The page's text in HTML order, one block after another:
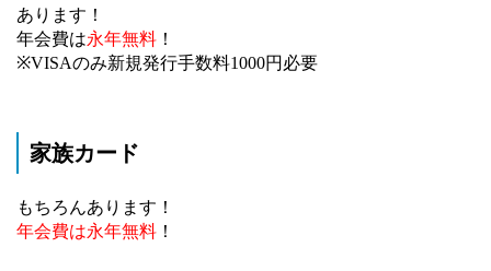
あります！
年会費は永年無料 ！
※VISAのみ新規発行手数料1000円必要
家族カード
もちろんあります！
年会費は永年無料 ！